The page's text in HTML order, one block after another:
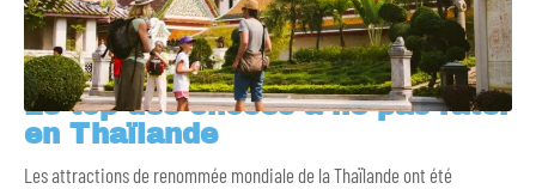
Le top des choses à ne pas rater
en Thaïlande
Les attractions de renommée mondiale de la Thaïlande ont été